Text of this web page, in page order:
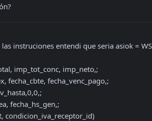
instruciones entendi que seria asiok =
condicion_iva_receptor_id)